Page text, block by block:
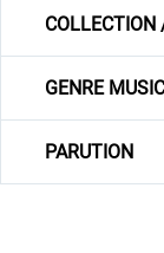
COLLECTION
GENRE
PARUTION